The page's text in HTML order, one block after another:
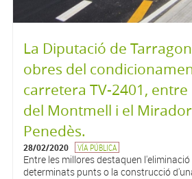
La Diputació de
obres del
carretera TV-2401, entre
del Montmell i el
Penedès.
28/02/2020 VÍA PÚBLICA
Entre les millores destaquen
determinats punts o la construcció